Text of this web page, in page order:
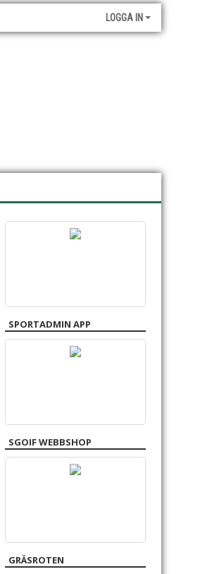
LOGGA IN
SPORTADMIN APP
SGOIF WEBBSHOP
GRÄSROTEN